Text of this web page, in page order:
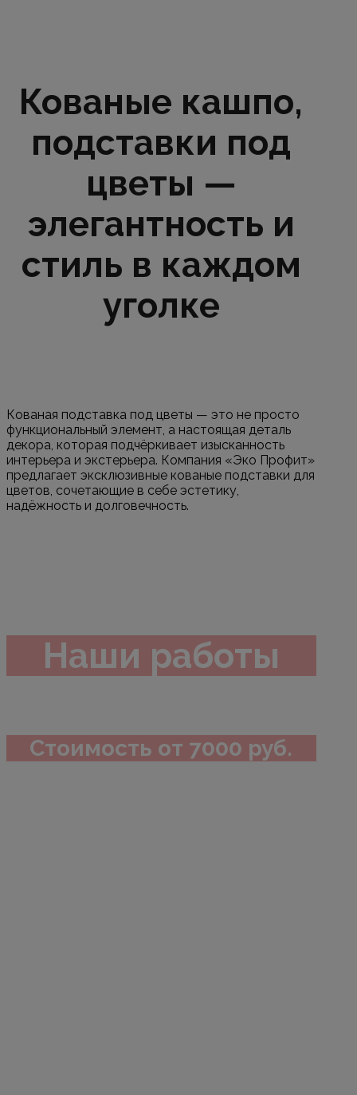
Кованые кашпо,
подставки под
цветы —
элегантность и
стиль в каждом
уголке
Кованая подставка под цветы — это не просто
функциональный элемент, а настоящая деталь
декора, которая подчёркивает изысканность
интерьера и экстерьера. Компания «Эко Профит»
предлагает эксклюзивные кованые подставки для
цветов, сочетающие в себе эстетику,
надёжность и долговечность.
Наши работы
Стоимость от 7000 руб.